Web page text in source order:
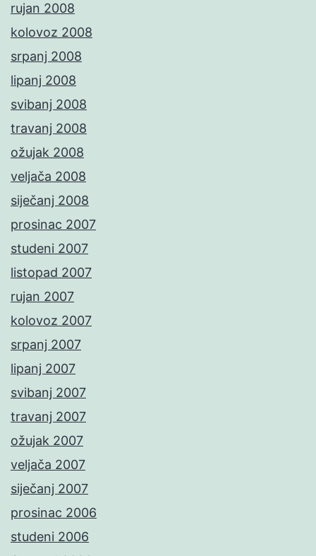
rujan 2008
kolovoz 2008
srpanj 2008
lipanj 2008
svibanj 2008
travanj 2008
ožujak 2008
veljača 2008
siječanj 2008
prosinac 2007
studeni 2007
listopad 2007
rujan 2007
kolovoz 2007
srpanj 2007
lipanj 2007
svibanj 2007
travanj 2007
ožujak 2007
veljača 2007
siječanj 2007
prosinac 2006
studeni 2006